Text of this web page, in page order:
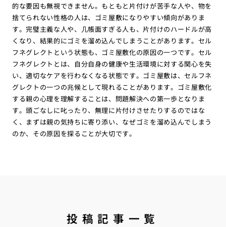
的な要因も無視できません。もともと片付けが苦手な人や、物を
捨てられない性格の人は、ゴミ屋敷になりやすい傾向がありま
す。完璧主義な人や、几帳面すぎる人も、片付けのハードルが高
くなり、結果的にゴミを溜め込んでしまうことがあります。セル
フネグレクトという状態も、ゴミ屋敷化の原因の一つです。セル
フネグレクトとは、自分自身の健康や生活環境に対する関心を失
い、適切なケアを行わなくなる状態です。ゴミ屋敷は、セルフネ
グレクトの一つの兆候として現れることがあります。ゴミ屋敷化
する親の心理を理解することは、問題解決への第一歩となりま
す。頭ごなしに叱ったり、無理に片付けさせたりするのではな
く、まずは親の気持ちに寄り添い、なぜゴミを溜め込んでしまう
のか、その原因を探ることが大切です。
投稿記事一覧